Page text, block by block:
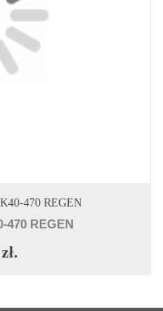
470 REGEN
470 REGEN